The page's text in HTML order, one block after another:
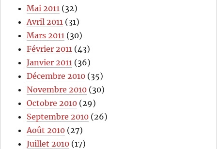
Mai 2011 (32)
Avril 2011 (31)
Mars 2011 (30)
Février 2011 (43)
Janvier 2011 (36)
Décembre 2010 (35)
Novembre 2010 (30)
Octobre 2010 (29)
Septembre 2010 (26)
Août 2010 (27)
Juillet 2010 (17)